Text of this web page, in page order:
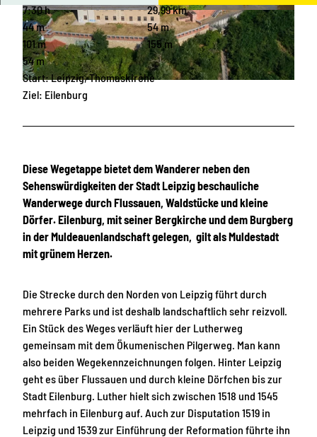
© Hentschke/punctum, LEIPZIG REGION |
© Andreas Schmidt, LEIPZIG REGION © Andreas Schmidt, LEIPZIG REGION
7:30 h
29,99 km
44 m
54 m
101 m
155 m
54 m
Start: Leipzig, Thomaskirche
Ziel: Eilenburg
Diese Wegetappe bietet dem Wanderer neben den
Sehenswürdigkeiten der Stadt Leipzig beschauliche
Wanderwege durch Flussauen, Waldstücke und kleine
Dörfer. Eilenburg, mit seiner Bergkirche und dem Burgberg
in der Muldeauenlandschaft gelegen, gilt als Muldestadt
mit grünem Herzen.
Die Strecke durch den Norden von Leipzig führt durch
mehrere Parks und ist deshalb landschaftlich sehr reizvoll.
Ein Stück des Weges verläuft hier der Lutherweg
gemeinsam mit dem Ökumenischen Pilgerweg. Man kann
also beiden Wegekennzeichnungen folgen. Hinter Leipzig
geht es über Flussauen und durch kleine Dörfchen bis zur
Stadt Eilenburg. Luther hielt sich zwischen 1518 und 1545
mehrfach in Eilenburg auf. Auch zur Disputation 1519 in
Leipzig und 1539 zur Einführung der Reformation führte ihn